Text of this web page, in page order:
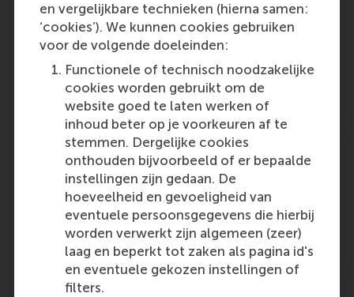
en vergelijkbare technieken (hierna samen:
‘cookies’). We kunnen cookies gebruiken
voor de volgende doeleinden:
Functionele of technisch noodzakelijke
cookies worden gebruikt om de
website goed te laten werken of
inhoud beter op je voorkeuren af te
stemmen. Dergelijke cookies
onthouden bijvoorbeeld of er bepaalde
instellingen zijn gedaan. De
hoeveelheid en gevoeligheid van
eventuele persoonsgegevens die hierbij
worden verwerkt zijn algemeen (zeer)
laag en beperkt tot zaken als pagina id's
en eventuele gekozen instellingen of
filters.
Zelfstandigen verenigt u
Outlet:
SCM Supply Scain Magazine Media Type:
Unknown
Monday, 31 March 2008
Wetenschappelijk SAR-en
Outlet:
PropertyNL Magazine Media Type:
Unknown
Monday, 31 March 2008
Pas op voor slechte ideeën